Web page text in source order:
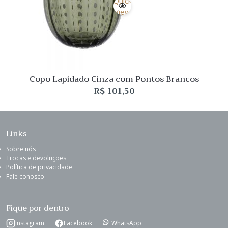
View
Copo Lapidado Cinza com Pontos Brancos
R$ 101,50
Links
Sobre nós
Trocas e devoluções
Política de privacidade
Fale conosco
Fique por dentro
Instagram Facebook WhatsApp